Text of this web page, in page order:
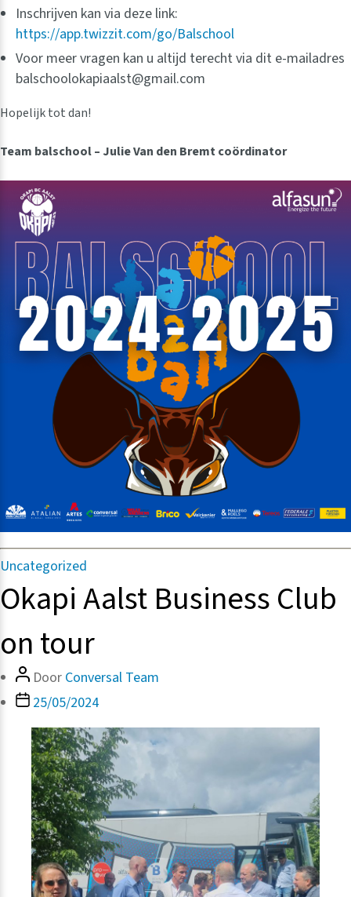
Inschrijven kan via deze link:
https://app.twizzit.com/go/Balschool
Voor meer vragen kan u altijd terecht via dit e-mailadres
balschoolokapiaalst@gmail.com
Hopelijk tot dan!
Team balschool – Julie Van den Bremt coördinator
Categorieën
Uncategorized
Okapi Aalst Business Club
on tour
Bericht
auteur
Door Conversal Team
Berichtdatum
25/05/2024